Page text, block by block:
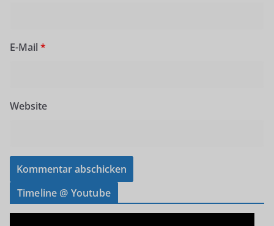
E-Mail *
Website
Timeline @ Youtube